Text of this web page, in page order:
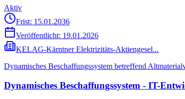
Aktiv
Frist: 15.01.2036
Veröffentlicht: 19.01.2026
KELAG-Kärntner Elektrizitäts-Aktiengesel...
Dynamisches Beschaffungssystem betreffend
Dynamisches Beschaffungssystem - IT-